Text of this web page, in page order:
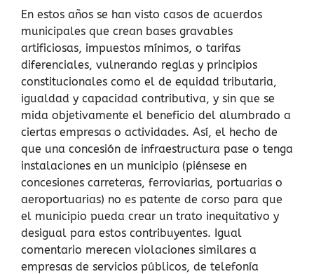
En estos años se han visto casos de acuerdos
municipales que crean bases gravables
artificiosas, impuestos mínimos, o tarifas
diferenciales, vulnerando reglas y principios
constitucionales como el de equidad tributaria,
igualdad y capacidad contributiva, y sin que se
mida objetivamente el beneficio del alumbrado a
ciertas empresas o actividades. Así, el hecho de
que una concesión de infraestructura pase o tenga
instalaciones en un municipio (piénsese en
concesiones carreteras, ferroviarias, portuarias o
aeroportuarias) no es patente de corso para que
el municipio pueda crear un trato inequitativo y
desigual para estos contribuyentes. Igual
comentario merecen violaciones similares a
empresas de servicios públicos, de telefonía